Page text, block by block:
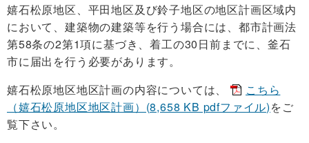
嬉石松原地区、平田地区及び鈴子地区の地区計画区域内
において、建築物の建築等を行う場合には、都市計画法
第58条の2第1項に基づき、着工の30日前までに、釜石
市に届出を行う必要があります。
嬉石松原地区地区計画の内容については、
こちら
（嬉石松原地区地区計画）(8,658 KB pdfファイル)をご
覧下さい。